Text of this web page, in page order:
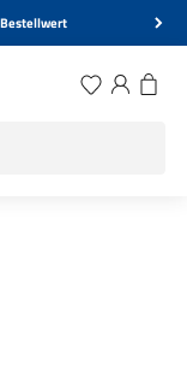
Bestellwert
Wunschliste
Anmelden